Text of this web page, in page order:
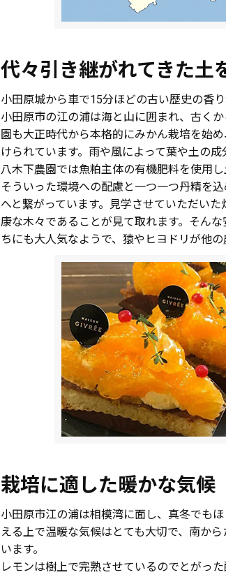
代々引き継がれてきた土
小田原城から車で15分ほどの古い歴史の香
小田原市の江の浦は海と山に囲まれ、古く
園も大正時代から本格的にみかん栽培を始
けられています。雨や風によって葉や土の
八木下農園では魚粕主体の有機肥料を使用
そういった環境への配慮と一つ一つ丹精を
へと繋がっています。見学させていただい
康な木々であることが見て取れます。そん
ちにも大人気なようで、猿やヒヨドリが他
栽培に適した暖かな気候
小田原市江の浦は相模湾に面し、真冬でも
える上で温暖な気候はとても大切で、南か
います。
レモンは樹上で完熟させているのでとがっ